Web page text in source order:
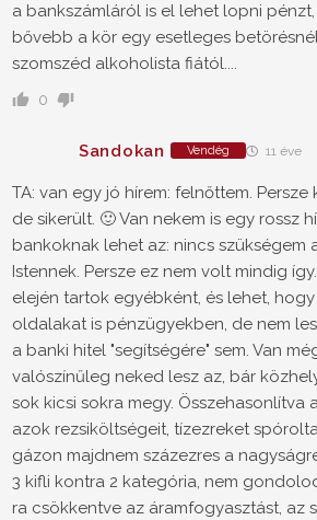
a bankszámláról is el lehet lopni
bővebb a kör egy esetleges
szomszéd alkoholista fiától....
0
Sandokan Vendég 11 éve
TA: van egy jó hírem: felnőttem.
de sikerült. 🙂 Van nekem is egy rossz
bankoknak lehet az: nincs szükségem
Istennek. Persze ez nem volt mindig
elején tartok egyébként, és lehet,
oldalakat is pénzügyekben, de nem
a banki hitel "segítségére" sem. Van
valószínűleg neked lesz az, bár
sok kicsi sokra megy. Összehasonlítva
azok rezsiköltségeit, tízezreket
gázon majdnem százezres a
3 kifli kontra 2 kategória, nem
ra csökkentve az áramfogyasztást, az